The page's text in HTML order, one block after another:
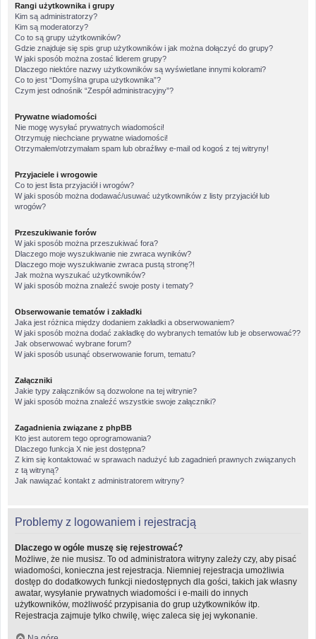
Rangi użytkownika i grupy
Kim są administratorzy?
Kim są moderatorzy?
Co to są grupy użytkowników?
Gdzie znajduje się spis grup użytkowników i jak można dołączyć do grupy?
W jaki sposób można zostać liderem grupy?
Dlaczego niektóre nazwy użytkowników są wyświetlane innymi kolorami?
Co to jest “Domyślna grupa użytkownika”?
Czym jest odnośnik “Zespół administracyjny”?
Prywatne wiadomości
Nie mogę wysyłać prywatnych wiadomości!
Otrzymuję niechciane prywatne wiadomości!
Otrzymałem/otrzymałam spam lub obraźliwy e-mail od kogoś z tej witryny!
Przyjaciele i wrogowie
Co to jest lista przyjaciół i wrogów?
W jaki sposób można dodawać/usuwać użytkowników z listy przyjaciół lub
wrogów?
Przeszukiwanie forów
W jaki sposób można przeszukiwać fora?
Dlaczego moje wyszukiwanie nie zwraca wyników?
Dlaczego moje wyszukiwanie zwraca pustą stronę?!
Jak można wyszukać użytkowników?
W jaki sposób można znaleźć swoje posty i tematy?
Obserwowanie tematów i zakładki
Jaka jest różnica między dodaniem zakładki a obserwowaniem?
W jaki sposób można dodać zakładkę do wybranych tematów lub je obserwować??
Jak obserwować wybrane forum?
W jaki sposób usunąć obserwowanie forum, tematu?
Załączniki
Jakie typy załączników są dozwolone na tej witrynie?
W jaki sposób można znaleźć wszystkie swoje załączniki?
Zagadnienia związane z phpBB
Kto jest autorem tego oprogramowania?
Dlaczego funkcja X nie jest dostępna?
Z kim się kontaktować w sprawach nadużyć lub zagadnień prawnych związanych
z tą witryną?
Jak nawiązać kontakt z administratorem witryny?
Problemy z logowaniem i rejestracją
Dlaczego w ogóle muszę się rejestrować?
Możliwe, że nie musisz. To od administratora witryny zależy czy, aby pisać
wiadomości, konieczna jest rejestracja. Niemniej rejestracja umożliwia
dostęp do dodatkowych funkcji niedostępnych dla gości, takich jak własny
awatar, wysyłanie prywatnych wiadomości i e-maili do innych
użytkowników, możliwość przypisania do grup użytkowników itp.
Rejestracja zajmuje tylko chwilę, więc zaleca się jej wykonanie.